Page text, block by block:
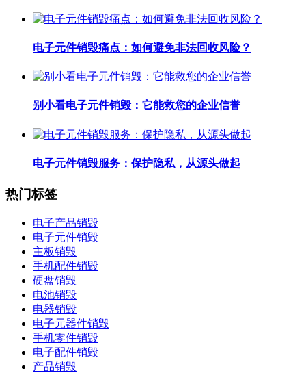
电子元件销毁痛点：如何避免非法回收风险？
别小看电子元件销毁：它能救您的企业信誉
电子元件销毁服务：保护隐私，从源头做起
热门标签
电子产品销毁
电子元件销毁
主板销毁
手机配件销毁
硬盘销毁
电池销毁
电器销毁
电子元器件销毁
手机零件销毁
电子配件销毁
产品销毁